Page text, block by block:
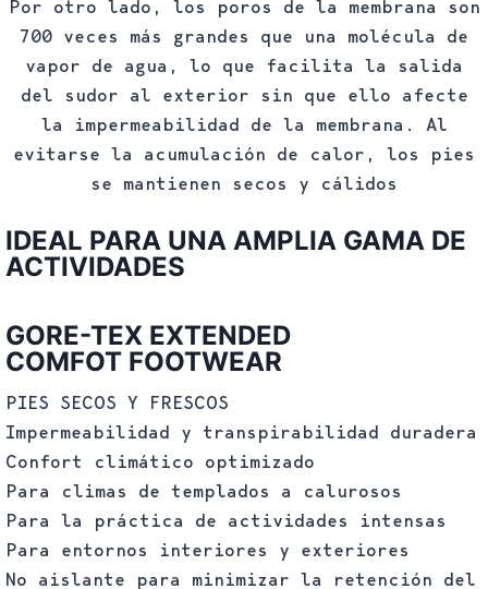
Por otro lado, los poros de la membrana son
700 veces más grandes que una molécula de
vapor de agua, lo que facilita la salida
del sudor al exterior sin que ello afecte
la impermeabilidad de la membrana. Al
evitarse la acumulación de calor, los pies
se mantienen secos y cálidos
IDEAL PARA UNA AMPLIA GAMA DE
ACTIVIDADES
GORE-TEX EXTENDED
COMFOT FOOTWEAR
PIES SECOS Y FRESCOS
Impermeabilidad y transpirabilidad duradera
Confort climático optimizado
Para climas de templados a calurosos
Para la práctica de actividades intensas
Para entornos interiores y exteriores
No aislante para minimizar la retención del